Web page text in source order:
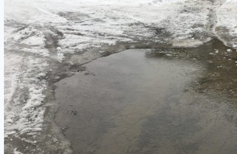
が
え
り
写
真
ア
ル
バ
ム